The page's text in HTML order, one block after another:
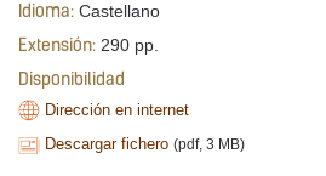
Idioma: Castellano
Extensión: 290 pp.
Disponibilidad
Dirección en internet
Descargar fichero (pdf, 3 MB)